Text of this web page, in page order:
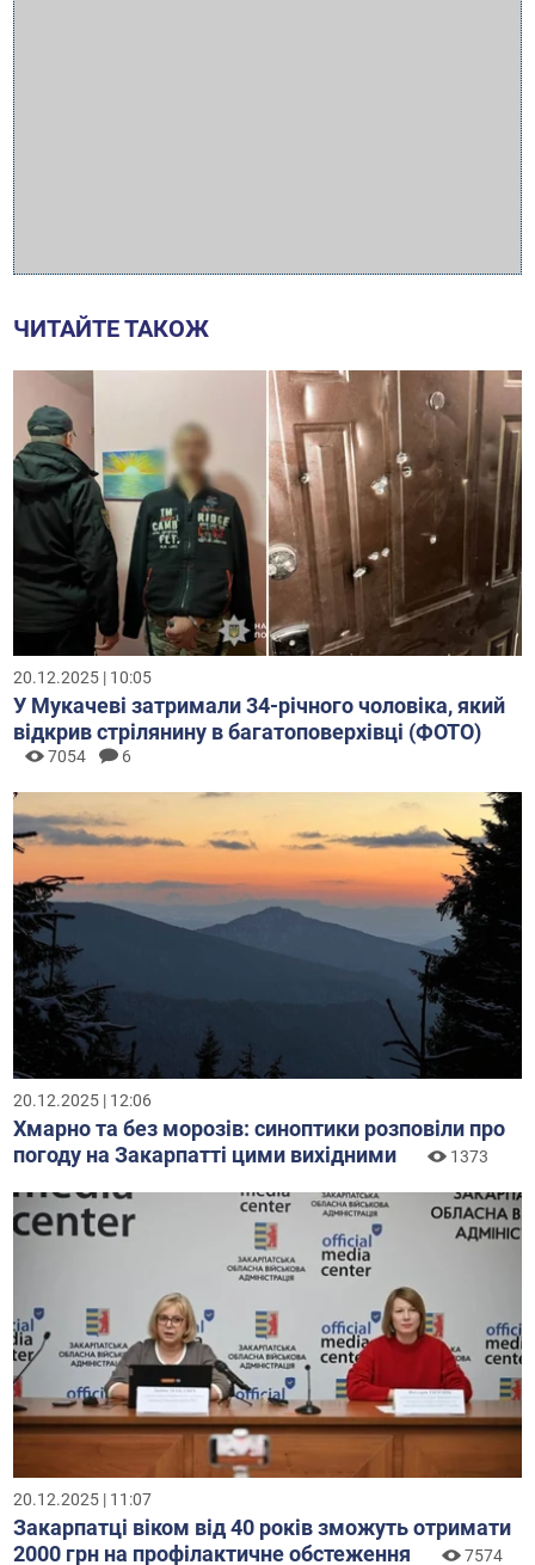
ЧИТАЙТЕ ТАКОЖ
20.12.2025 | 10:05
У Мукачеві затримали 34-річного чоловіка, який
відкрив стрілянину в багатоповерхівці (ФОТО)
7054 6
20.12.2025 | 12:06
Хмарно та без морозів: синоптики розповіли про
погоду на Закарпатті цими вихідними
1373
20.12.2025 | 11:07
Закарпатці віком від 40 років зможуть отримати
2000 грн на профілактичне обстеження
7574